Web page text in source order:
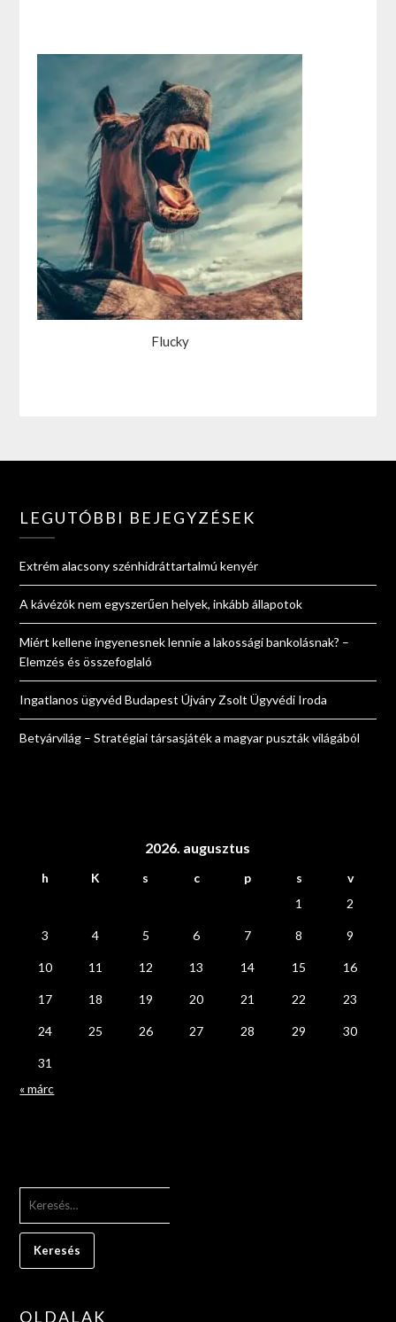
Flucky
LEGUTÓBBI BEJEGYZÉSEK
Extrém alacsony szénhidráttartalmú kenyér
A kávézók nem egyszerűen helyek, inkább állapotok
Miért kellene ingyenesnek lennie a lakossági bankolásnak? –
Elemzés és összefoglaló
Ingatlanos ügyvéd Budapest Újváry Zsolt Ügyvédi Iroda
Betyárvilág – Stratégiai társasjáték a magyar puszták világából
2026. augusztus
h K s c p s
v
1
2
3 4 5 6 7 8 9
10 11 12 13 14 15 16
17 18 19 20 21 22 23
24 25 26 27 28 29 30
31
« márc
OLDALAK